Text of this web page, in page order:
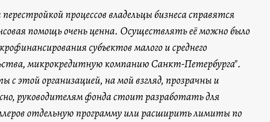
процессов владельцы бизнеса справятся
помощь очень ценна. Осуществлять её можно было
субъектов малого и среднего
микрокредитную компанию Санкт-Петербурга".
этой организацией, на мой взгляд, прозрачны и
руководителям фонда стоит разработать для
отдельную программу или расширить лимиты по